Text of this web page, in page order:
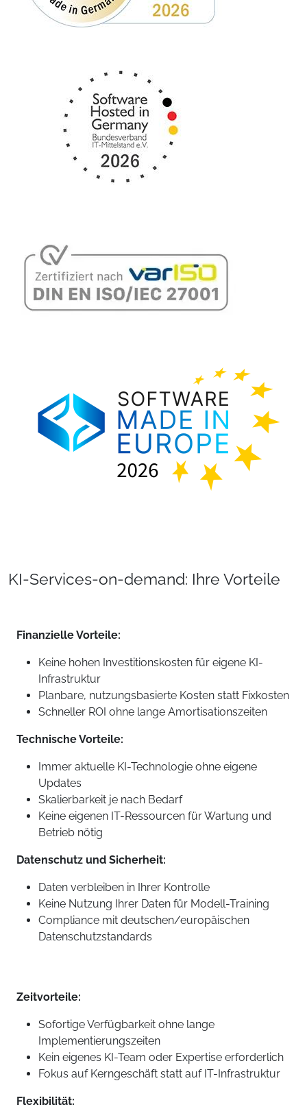
KI-Services-on-demand: Ihre Vorteile
Finanzielle Vorteile:
Keine hohen Investitionskosten für eigene KI-
Infrastruktur
Planbare, nutzungsbasierte Kosten statt Fixkosten
Schneller ROI ohne lange Amortisationszeiten
Technische Vorteile:
Immer aktuelle KI-Technologie ohne eigene
Updates
Skalierbarkeit je nach Bedarf
Keine eigenen IT-Ressourcen für Wartung und
Betrieb nötig
Datenschutz und Sicherheit:
Daten verbleiben in Ihrer Kontrolle
Keine Nutzung Ihrer Daten für Modell-Training
Compliance mit deutschen/europäischen
Datenschutzstandards
Zeitvorteile:
Sofortige Verfügbarkeit ohne lange
Implementierungszeiten
Kein eigenes KI-Team oder Expertise erforderlich
Fokus auf Kerngeschäft statt auf IT-Infrastruktur
Flexibilität: